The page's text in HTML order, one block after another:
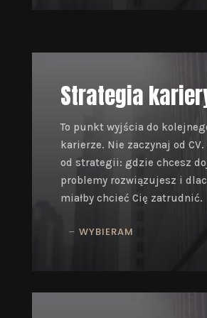
Strategia
To punkt wyjścia do
karierze. Nie zaczynaj od
od strategii: gdzie chcesz
problemy rozwiązujesz i
miałby chcieć Cię zatrudnić.
WYBIERAM